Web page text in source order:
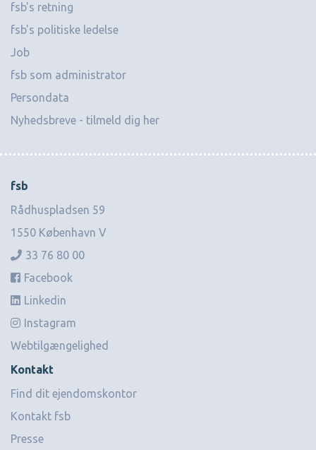
fsb's retning
fsb's politiske ledelse
Job
fsb som administrator
Persondata
Nyhedsbreve - tilmeld dig her
fsb
Rådhuspladsen 59
1550 København V
33 76 80 00
Facebook
Linkedin
Instagram
Webtilgængelighed
Kontakt
Find dit ejendomskontor
Kontakt fsb
Presse